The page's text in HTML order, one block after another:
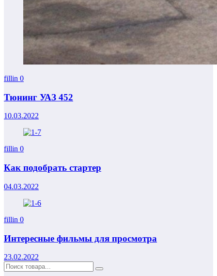
fillin 0
Тюнинг УАЗ 452
10.03.2022
fillin 0
Как подобрать стартер
04.03.2022
fillin 0
Интересные фильмы для просмотра
23.02.2022